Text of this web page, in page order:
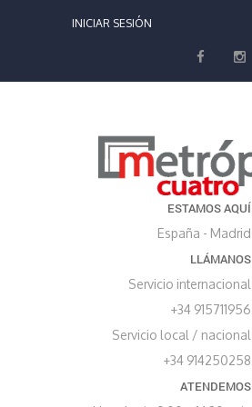
INICIAR SESIÓN
ESTAMOS AQUÍ
España - Madrid
LLÁMANOS
Servicio internacional
+34 915711956
Servicio local / nacional
+34 914250258
ATENDEMOS